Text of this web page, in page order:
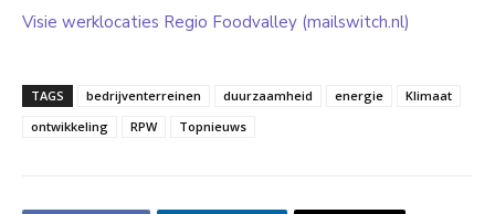
Visie werklocaties Regio Foodvalley (mailswitch.nl)
TAGS bedrijventerreinen duurzaamheid energie
Klimaat
ontwikkeling
RPW Topnieuws